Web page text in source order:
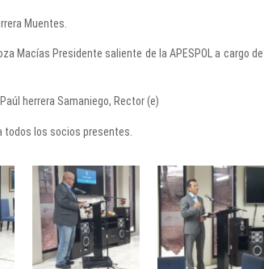
Muentes.
Macías Presidente saliente de la APESPOL a cargo
herrera Samaniego, Rector (e)
todos los socios presentes.